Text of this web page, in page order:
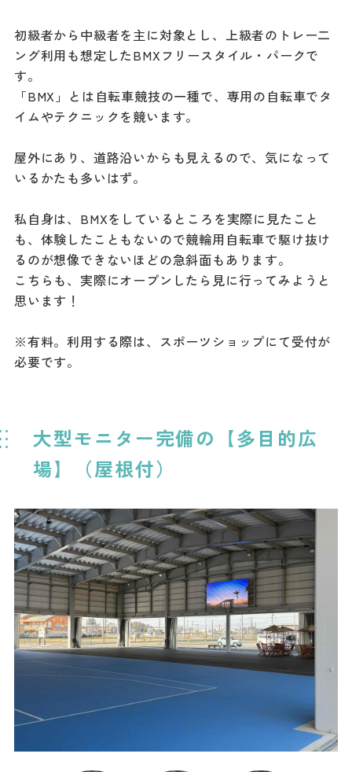
初級者から中級者を主に対象とし、上級者のトレー二
ング利用も想定したBMXフリースタイル・パークで
す。
「BMX」とは自転車競技の一種で、専用の自転車でタ
イムやテクニックを競います。
屋外にあり、道路沿いからも見えるので、気になって
いるかたも多いはず。
私自身は、BMXをしているところを実際に見たこと
も、体験したこともないので競輪用自転車で駆け抜け
るのが想像できないほどの急斜面もあります。
こちらも、実際にオープンしたら見に行ってみようと
思います！
※有料。利用する際は、スポーツショップにて受付が
必要です。
大型モニター完備の【多目的広
場】（屋根付）